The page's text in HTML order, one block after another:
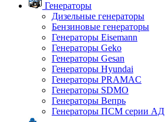
Генераторы
Дизельные генераторы
Бензиновые генераторы
Генераторы Eisemann
Генераторы Geko
Генераторы Gesan
Генераторы Hyundai
Генераторы PRAMAC
Генераторы SDMO
Генераторы Вепрь
Генераторы ПСМ серии АД